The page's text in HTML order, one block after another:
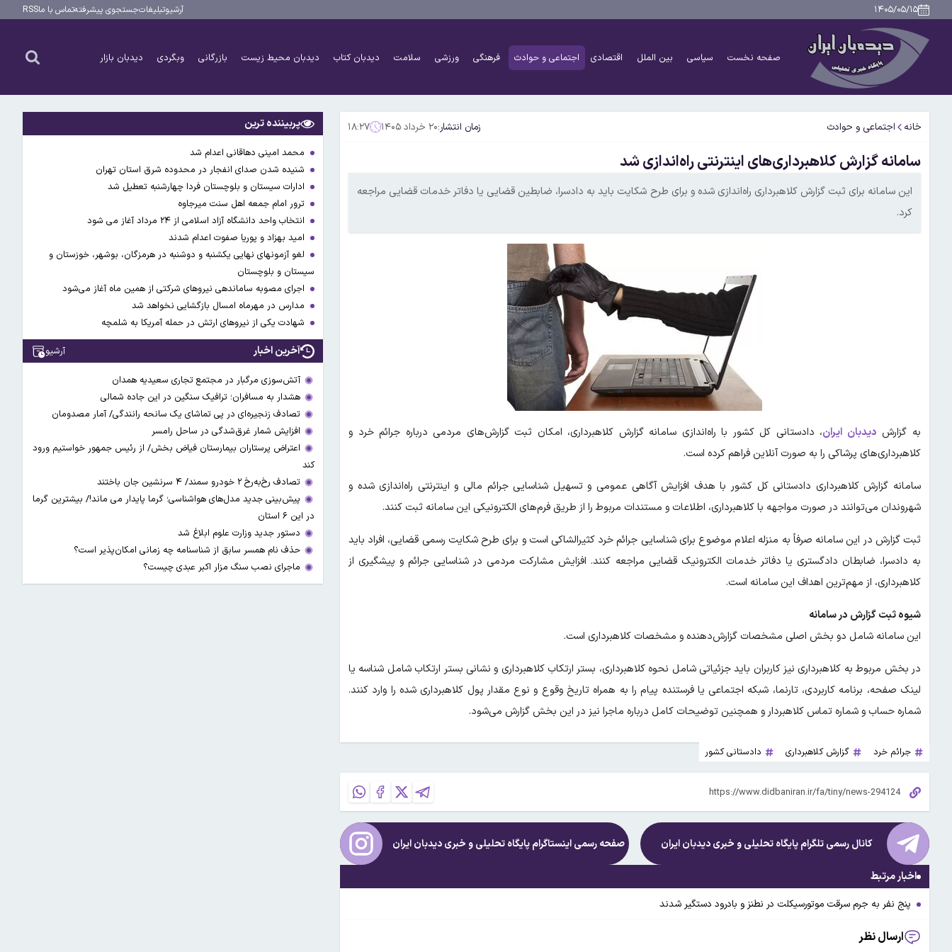
۱۴۰۵/۰۵/۱۵ آرشیوتبلیغاتجستجوی پیشرفتهتماس با ماRSS
صفحه نخست سیاسی بین الملل اقتصادی اجتماعی و حوادث فرهنگی ورزشی سلامت دیدبان کتاب دیدبان محیط زیست بازرگانی وبگردی دیدبان بازار
خانه اجتماعی و حوادث زمان انتشار:۲۰ خرداد ۱۴۰۵ ۱۸:۲۷
سامانه گزارش کلاهبرداری‌های اینترنتی راه‌اندازی شد
این سامانه برای ثبت گزارش کلاهبرداری راه‌اندازی شده و برای طرح شکایت باید به دادسرا،‌ ضابطین قضایی یا دفاتر خدمات قضایی مراجعه
کرد.
به گزارش دیدبان ایران، دادستانی کل کشور با راه‌اندازی سامانه گزارش کلاهبرداری، امکان ثبت گزارش‌های مردمی درباره جرائم خرد و
کلاهبرداری‌های پرشاکی را به صورت آنلاین فراهم کرده است.
سامانه گزارش کلاهبرداری دادستانی کل کشور با هدف افزایش آگاهی عمومی و تسهیل شناسایی جرائم مالی و اینترنتی راه‌اندازی شده و
شهروندان می‌توانند در صورت مواجهه با کلاهبرداری، اطلاعات و مستندات مربوط را از طریق فرم‌های الکترونیکی این سامانه ثبت کنند.
ثبت گزارش در این سامانه صرفاً به منزله اعلام موضوع برای شناسایی جرائم خرد کثیرالشاکی است و برای طرح شکایت رسمی قضایی، افراد باید
به دادسرا، ضابطان دادگستری یا دفاتر خدمات الکترونیک قضایی مراجعه کنند. افزایش مشارکت مردمی در شناسایی جرائم و پیشگیری از
کلاهبرداری، از مهم‌ترین اهداف این سامانه است.
شیوه ثبت گزارش در سامانه
این سامانه شامل دو بخش اصلی مشخصات گزارش‌دهنده و مشخصات کلاهبرداری است.
در بخش مربوط به کلاهبرداری نیز کاربران باید جزئیاتی شامل نحوه کلاهبرداری، بستر ارتکاب کلاهبرداری و نشانی بستر ارتکاب شامل شناسه یا
لینک صفحه، برنامه کاربردی، تارنما، شبکه اجتماعی یا فرستنده پیام را به همراه تاریخ وقوع و نوع مقدار پول کلاهبرداری شده را وارد کنند.
شماره حساب و شماره تماس کلاهبردار و همچنین توضیحات کامل درباره ماجرا نیز در این بخش گزارش می‌شود.
جرائم خرد گزارش کلاهبرداری دادستانی کشور
کانال رسمی تلگرام پایگاه تحلیلی و خبریدیدبان ایران صفحه رسمی اینستاگرام پایگاه تحلیلی و خبریدیدبان ایران
اخبار مرتبط
پنج نفر به جرم سرقت موتورسیکلت در نطنز و بادرود دستگیر شدند
ارسال نظر
پربیننده ترین
محمد امینی دهاقانی اعدام شد
شنیده شدن صدای انفجار در محدوده شرق استان تهران
ادارات سیستان و بلوچستان فردا چهارشنبه تعطیل شد
ترور امام جمعه اهل سنت میرجاوه
انتخاب واحد دانشگاه آزاد اسلامی از ۲۴ مرداد آغاز می شود
امید بهزاد و پوریا صفوت اعدام شدند
لغو آزمونهای نهایی یکشنبه و دوشنبه در هرمزگان، بوشهر، خوزستان و
سیستان و بلوچستان
اجرای مصوبه ساماندهی نیرو‌های شرکتی از همین ماه آغاز می‌شود
مدارس در مهرماه امسال بازگشایی نخواهد شد
شهادت یکی از نیروهای ارتش در حمله آمریکا به شلمچه
آخرین اخبار آرشیو
آتش‌سوزی مرگبار در مجتمع تجاری سعیدیه همدان
هشدار به مسافران؛ ترافیک سنگین در این جاده شمالی
تصادف زنجیره‌ای در پی تماشای یک سانحه رانندگی/ آمار مصدومان
افزایش شمار غرق‌شدگی در ساحل رامسر
اعتراض پرستاران بیمارستان فیاض بخش/ از رئیس جمهور خواستیم ورود
کند
تصادف رخ‌به‌رخ ۲ خودرو سمند/ ۴ سرنشین جان باختند
پیش‌بینی جدید مدل‌های هواشناسی؛ گرما پایدار می ماند!/ بیشترین گرما
در این ۶ استان
دستور جدید وزارت علوم ابلاغ شد
حذف نام همسر سابق از شناسنامه چه زمانی امکان‌پذیر است؟
ماجرای نصب سنگ مزار اکبر عبدی چیست؟